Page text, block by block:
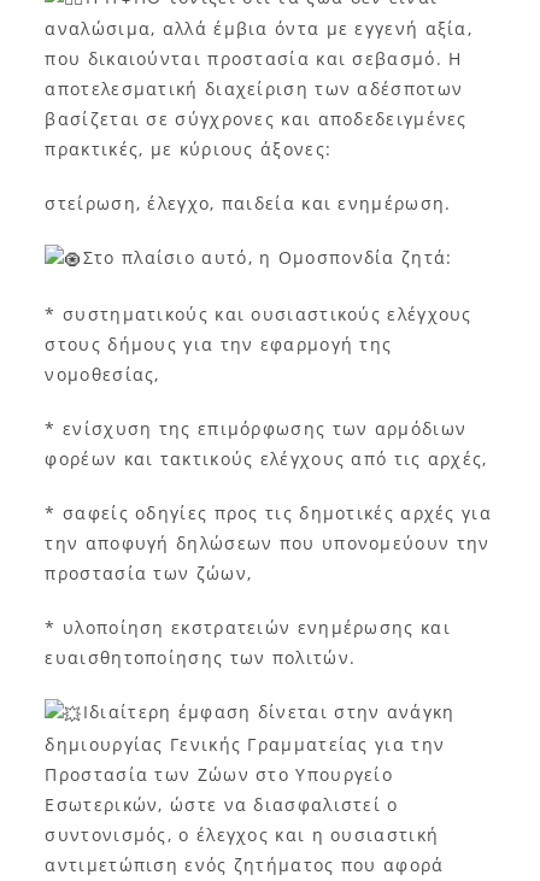
αναλώσιμα, αλλά έμβια όντα με εγγενή αξία,
που δικαιούνται προστασία και σεβασμό. Η
αποτελεσματική διαχείριση των αδέσποτων
βασίζεται σε σύγχρονες και αποδεδειγμένες
πρακτικές, με κύριους άξονες:
στείρωση, έλεγχο, παιδεία και ενημέρωση.
Στο πλαίσιο αυτό, η Ομοσπονδία ζητά:
* συστηματικούς και ουσιαστικούς ελέγχους
στους δήμους για την εφαρμογή της
νομοθεσίας,
* ενίσχυση της επιμόρφωσης των αρμόδιων
φορέων και τακτικούς ελέγχους από τις αρχές,
* σαφείς οδηγίες προς τις δημοτικές αρχές για
την αποφυγή δηλώσεων που υπονομεύουν την
προστασία των ζώων,
* υλοποίηση εκστρατειών ενημέρωσης και
ευαισθητοποίησης των πολιτών.
Ιδιαίτερη έμφαση δίνεται στην ανάγκη
δημιουργίας Γενικής Γραμματείας για την
Προστασία των Ζώων στο Υπουργείο
Εσωτερικών, ώστε να διασφαλιστεί ο
συντονισμός, ο έλεγχος και η ουσιαστική
αντιμετώπιση ενός ζητήματος που αφορά